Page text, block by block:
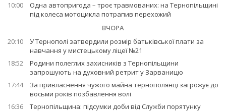
10:00
Одна автопригода – троє травмованих: на Тернопільщині
під колеса мотоцикла потрапив перехожий
ВЧОРА
20:10
У Тернополі затвердили розмір батьківської плати за
навчання у мистецькому ліцеї №21
18:52
Родини полеглих захисників з Тернопільщини
запрошують на духовний ретрит у Зарваницю
17:44
За привласнення чужого майна тернополянці загрожує до
восьми років позбавлення волі
16:36
Тернопільщина: підсумки доби від Служби порятунку